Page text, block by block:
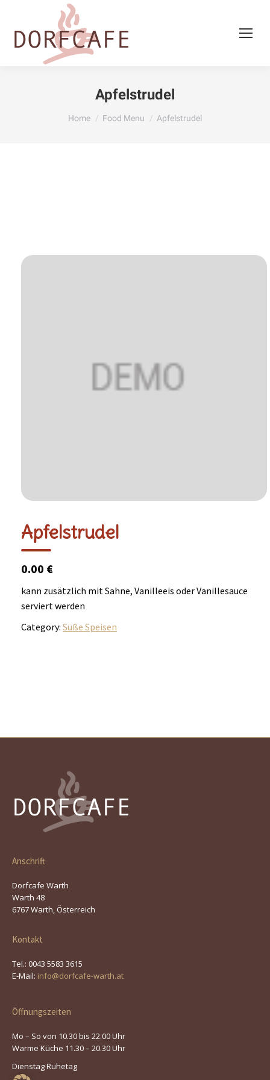
Apfelstrudel
You are here:
Home Food Menu Apfelstrudel
Apfelstrudel
0.00 €
kann zusätzlich mit Sahne, Vanilleeis oder Vanillesauce
serviert werden
Category: Süße Speisen
Anschrift
Dorfcafe Warth
Warth 48
6767 Warth, Österreich
Kontakt
Tel.: 0043 5583 3615
E-Mail: info@dorfcafe-warth.at
Öffnungszeiten
Mo – So von 10.30 bis 22.00 Uhr
Warme Küche 11.30 – 20.30 Uhr
Dienstag Ruhetag